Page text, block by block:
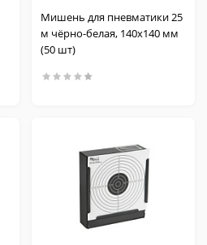
Мишень для пневматики 25
м чёрно-белая, 140х140 мм
(50 шт)